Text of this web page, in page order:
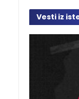
Vesti iz